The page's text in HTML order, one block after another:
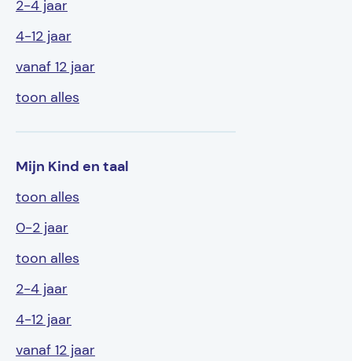
2-4 jaar
4-12 jaar
vanaf 12 jaar
toon alles
Mijn Kind en taal
toon alles
0-2 jaar
toon alles
2-4 jaar
4-12 jaar
vanaf 12 jaar